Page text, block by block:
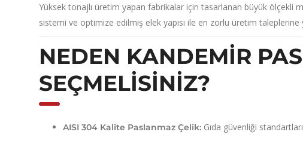
Yüksek tonajlı üretim yapan fabrikalar için tasarlanan büyük ölçekli
sistemi ve optimize edilmiş elek yapısı ile en zorlu üretim taleplerine
NEDEN KANDEMIR
SEÇMELISINIZ?
AISI 304 Kalite Paslanmaz Çelik: Gıda güvenliği